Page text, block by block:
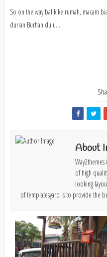
So on the way balik ke rumah, macam
durian Burhan dulu...
About
of high
looking
of templatesyard is to provide the